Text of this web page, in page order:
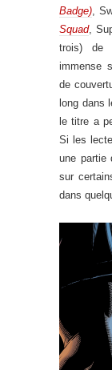
Badge),
Squad,
trois) de
immense
de
long dans
le titre a
Si les
une partie
sur
dans